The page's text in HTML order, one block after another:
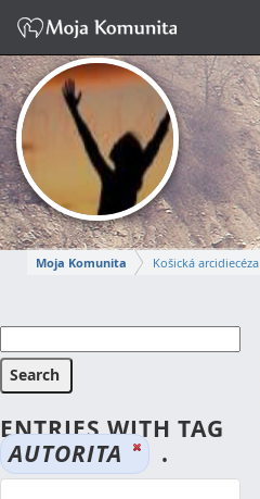
Moja Komunita
Košická arcidiecéza
KLAUDUŠA
ENTRIES WITH TAG
AUTORITA .